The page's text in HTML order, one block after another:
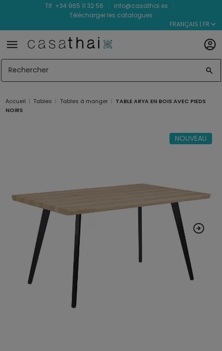
Tlf. +34 965 11 32 56
info@casathai.es
Télécharger les catalogues
FRANÇAIS | FR
Accueil Tables Tables à manger
TABLE ARYA EN BOIS AVEC PIEDS
NOIRS
NOUVEAU